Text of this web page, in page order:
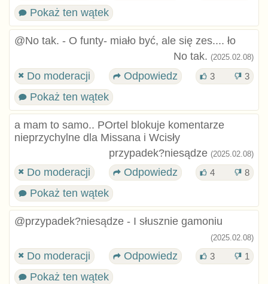
Pokaż ten wątek
@No tak. - O funty- miało być, ale się zes.... ło
No tak. (2025.02.08)
Do moderacji Odpowiedz 3 3
Pokaż ten wątek
a mam to samo.. POrtel blokuje komentarze
nieprzychylne dla Missana i Wcisły
przypadek?niesądze (2025.02.08)
Do moderacji Odpowiedz 4 8
Pokaż ten wątek
@przypadek?niesądze - I słusznie gamoniu
(2025.02.08)
Do moderacji Odpowiedz 3 1
Pokaż ten wątek